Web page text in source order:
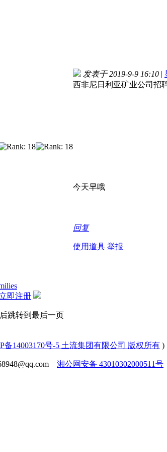
发表于 2019-9-9 16:10 |
西非尼日利亚矿业公司招
今天早哦
回复
使用道具 举报
立即注册
跳转到最后一页
备14003170号-5 土流集团有限公司 版权所有 )
湘公网安备 43010302000511号